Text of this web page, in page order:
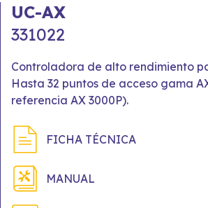
UC-AX
331022
Controladora de alto rendimiento
Hasta 32 puntos de acceso gama
referencia AX 3000P).
FICHA TÉCNICA
MANUAL